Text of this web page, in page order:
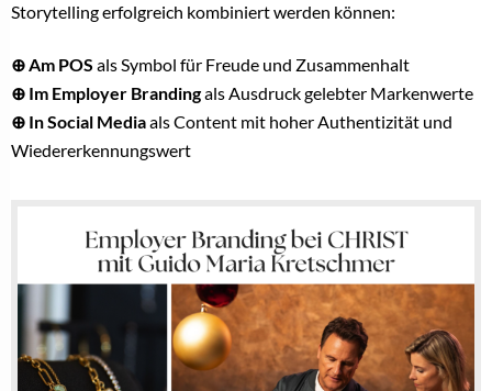
Storytelling erfolgreich kombiniert werden können:
⊕ Am POS als Symbol für Freude und Zusammenhalt
⊕ Im Employer Brandingals Ausdruck gelebter Markenwerte
⊕ In Social Mediaals Content mit hoher Authentizität und
Wiedererkennungswert